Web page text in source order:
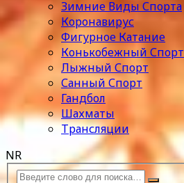
Зимние Виды Спорта
Коронавирус
Фигурное Катание
Конькобежный Спорт
Лыжный Спорт
Санный Спорт
Гандбол
Шахматы
Трансляции
NR